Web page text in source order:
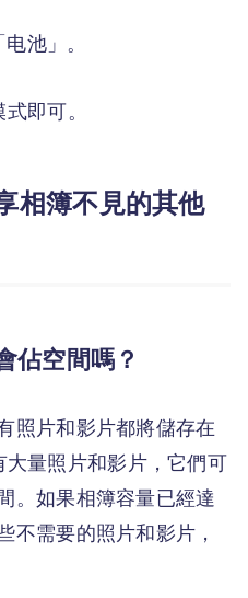
池」。
即可。
相簿不見的其他
佔空間嗎？
照片和影片都將儲存在
量照片和影片，它們可
。如果相簿容量已經達
不需要的照片和影片，